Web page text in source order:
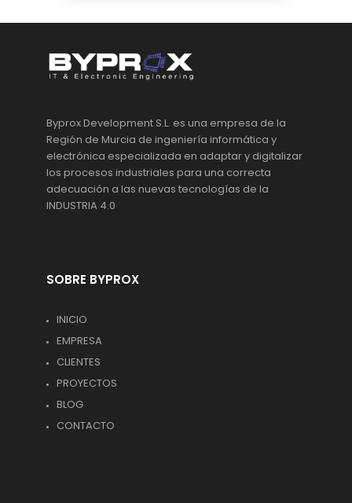
Byprox Development S.L. es una empresa de la
Región de Murcia de ingeniería informática y
electrónica especializada en adaptar y digitalizar
los procesos industriales para una correcta
adecuación a las nuevas tecnologías de la
INDUSTRIA 4.0
SOBRE BYPROX
INICIO
EMPRESA
CLIENTES
PROYECTOS
BLOG
CONTACTO